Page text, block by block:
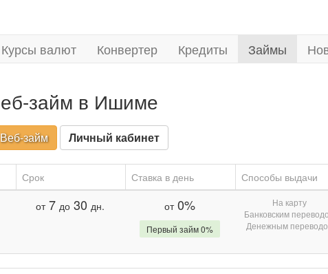
Курсы валют Конвертер Кредиты Займы
займ в Ишиме
займ Личный кабинет
Срок Ставка в день Способы выдачи
от 7 до 30 дн. от0%
Первый займ 0%
На карту
Банковским
Денежным